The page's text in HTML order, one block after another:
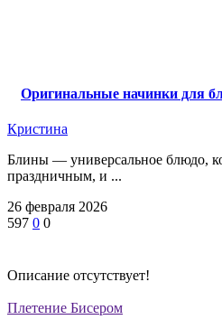
Оригинальные начинки для
Кристина
Блины — универсальное блюдо,
праздничным, и ...
26 февраля 2026
597 0 0
Описание отсутствует!
Плетение Бисером